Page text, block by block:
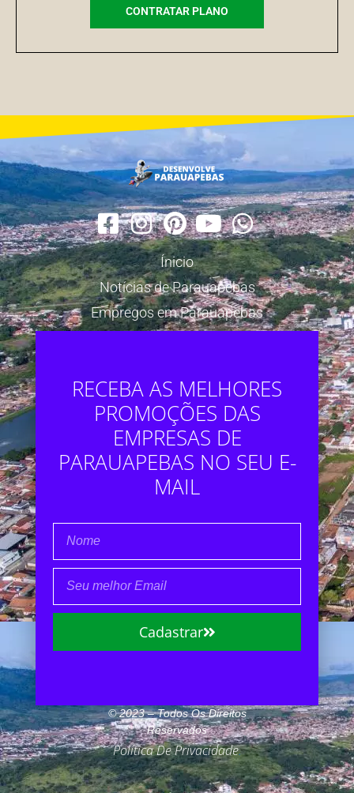
CONTRATAR PLANO
Ínicio
Notícias de Parauapebas
Empregos em Parauapebas
RECEBA AS MELHORES
PROMOÇÕES DAS
EMPRESAS DE
PARAUAPEBAS NO SEU E-
MAIL
Cadastrar
© 2023 – Todos Os Direitos
Reservados
Política De Privacidade.